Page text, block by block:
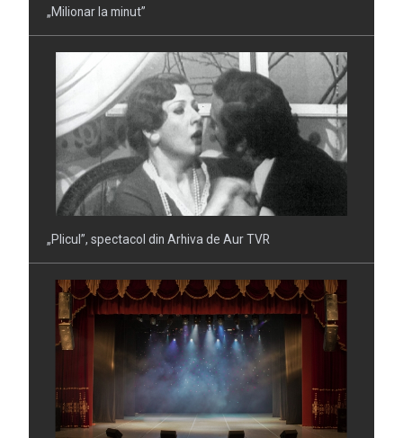
„Plicul”, spectacol din Arhiva de Aur TVR
„Doctor în filosofie", o comedie din Arhiva de Aur